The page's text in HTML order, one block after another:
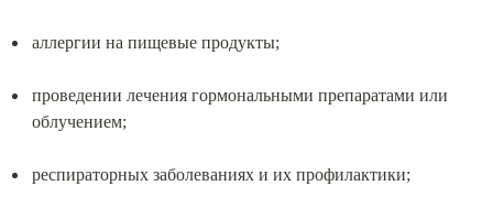
аллергии на пищевые продукты;
проведении лечения гормональными препаратами или
облучением;
респираторных заболеваниях и их профилактики;